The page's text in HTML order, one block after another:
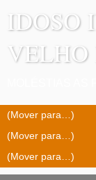
IDOSO